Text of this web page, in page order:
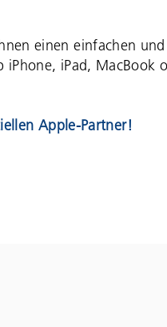
einen einfachen
iPad, MacBook
Apple-Partner!